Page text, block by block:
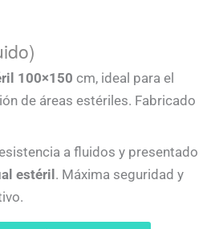
100×150 cm, ideal para el
de áreas estériles. Fabricado
a fluidos y presentado
estéril . Máxima seguridad y